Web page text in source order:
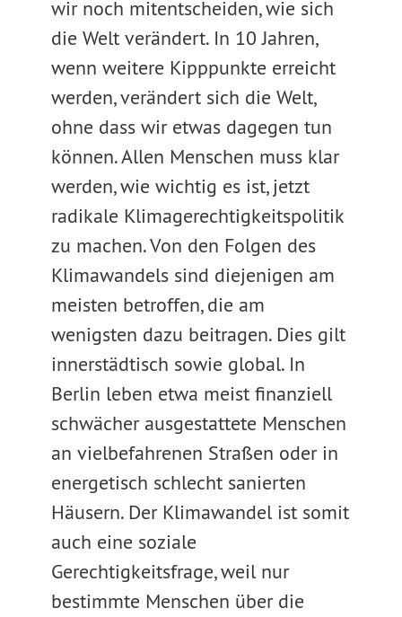
wir noch mitentscheiden, wie sich
die Welt verändert. In 10 Jahren,
wenn weitere Kipppunkte erreicht
werden, verändert sich die Welt,
ohne dass wir etwas dagegen tun
können. Allen Menschen muss klar
werden, wie wichtig es ist, jetzt
radikale Klimagerechtigkeitspolitik
zu machen. Von den Folgen des
Klimawandels sind diejenigen am
meisten betroffen, die am
wenigsten dazu beitragen. Dies gilt
innerstädtisch sowie global. In
Berlin leben etwa meist finanziell
schwächer ausgestattete Menschen
an vielbefahrenen Straßen oder in
energetisch schlecht sanierten
Häusern. Der Klimawandel ist somit
auch eine soziale
Gerechtigkeitsfrage, weil nur
bestimmte Menschen über die